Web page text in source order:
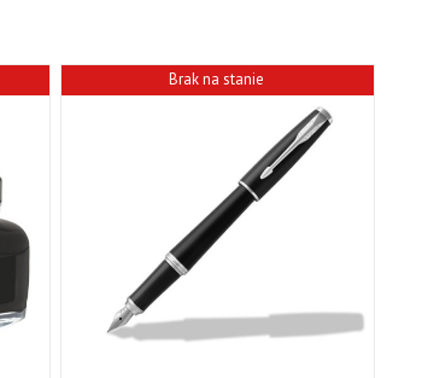
Brak na stanie